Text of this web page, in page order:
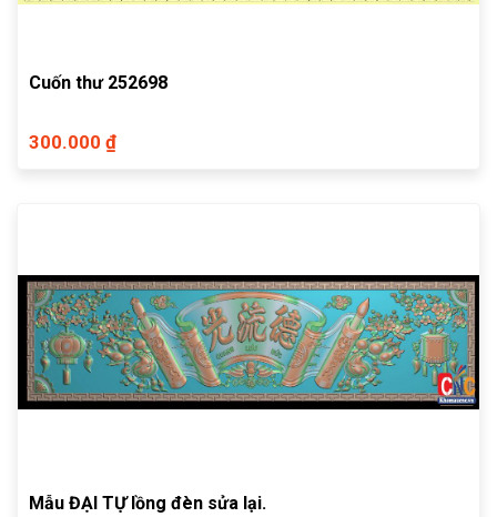
Cuốn thư 252698
300.000 ₫
Mẫu ĐẠI TỰ lồng đèn sửa lại.